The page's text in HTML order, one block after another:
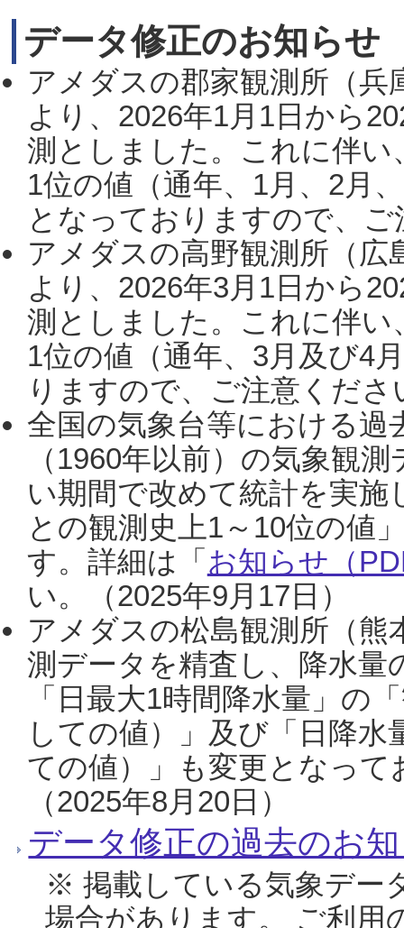
データ修正のお知らせ
アメダスの郡家観測所（
より、2026年1月1日から
測としました。これに伴い
1位の値（通年、1月、2月
となっておりますので、
アメダスの高野観測所（
より、2026年3月1日から
測としました。これに伴い
1位の値（通年、3月及び4
りますので、ご注意くだ
全国の気象台等における過
（1960年以前）の気象観
い期間で改めて統計を実
との観測史上1～10位の値
す。詳細は「 お知らせ（
い。（2025年9月17日）
アメダスの松島観測所（熊
測データを精査し、降水
「日最大1時間降水量」の
しての値）」及び「日降
ての値）」も変更となっ
（2025年8月20日）
データ修正の過去のお
※ 掲載している気象デー
場合があります。 ご利用